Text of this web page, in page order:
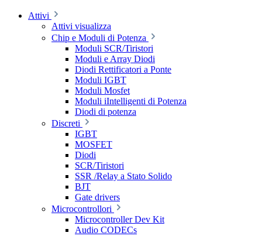
Attivi
Attivi visualizza
Chip e Moduli di Potenza
Moduli SCR/Tiristori
Moduli e Array Diodi
Diodi Rettificatori a Ponte
Moduli IGBT
Moduli Mosfet
Moduli iIntelligenti di Potenza
Diodi di potenza
Discreti
IGBT
MOSFET
Diodi
SCR/Tiristori
SSR /Relay a Stato Solido
BJT
Gate drivers
Microcontrollori
Microcontroller Dev Kit
Audio CODECs